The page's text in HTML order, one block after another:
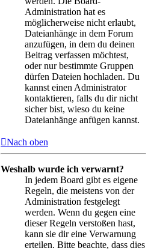
Administration hat es
möglicherweise nicht erlaubt,
Dateianhänge in dem Forum
anzufügen, in dem du deinen
Beitrag verfassen möchtest,
oder nur bestimmte Gruppen
dürfen Dateien hochladen. Du
kannst einen Administrator
kontaktieren, falls du dir nicht
sicher bist, wieso du keine
Dateianhänge anfügen kannst.
Nach oben
Weshalb wurde ich verwarnt?
In jedem Board gibt es eigene
Regeln, die meistens von der
Administration festgelegt
werden. Wenn du gegen eine
dieser Regeln verstoßen hast,
kann sie dir eine Verwarnung
erteilen. Bitte beachte, dass dies